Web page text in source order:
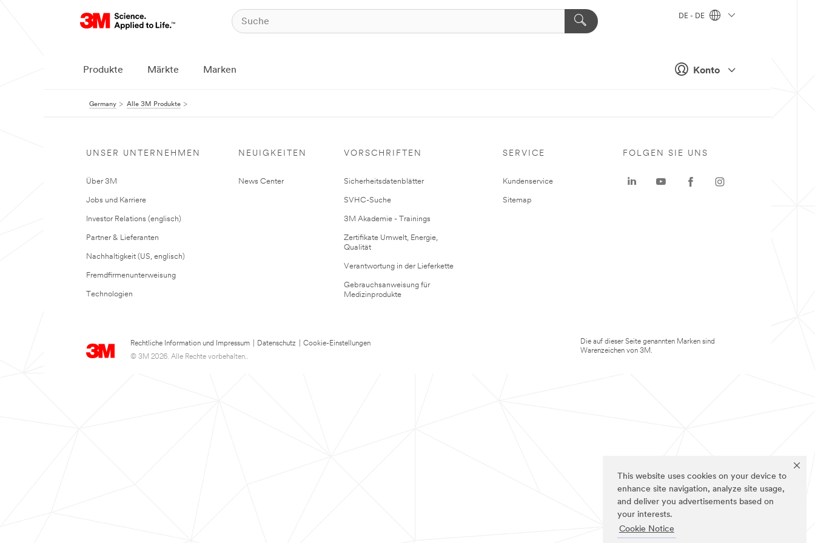
This website uses cookies on your device to
enhance site navigation, analyze site usage,
and deliver you advertisements based on
your interests.
Cookie Notice
Konto
DE - DE
Produkte Märkte Marken
Germany Alle 3M Produkte
UNSER UNTERNEHMEN
Über 3M
Jobs und Karriere
Investor Relations (englisch)
Partner & Lieferanten
Nachhaltigkeit (US, englisch)
Fremdfirmenunterweisung
Technologien
NEUIGKEITEN
News Center
VORSCHRIFTEN
Sicherheitsdatenblätter
SVHC-Suche
3M Akademie - Trainings
Zertifikate Umwelt, Energie,
Qualität
Verantwortung in der Lieferkette
Gebrauchsanweisung für
Medizinprodukte
SERVICE
Kundenservice
Sitemap
Rechtliche Information und Impressum Datenschutz
Cookie-Einstellungen
© 3M 2026. Alle Rechte vorbehalten..
FOLGEN SIE UNS
Die auf dieser Seite genannten Marken sind
Warenzeichen von 3M.